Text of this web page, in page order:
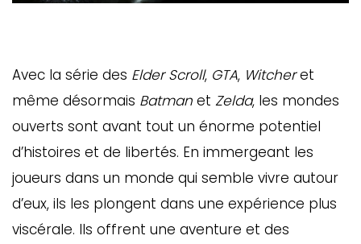
Avec la série des Elder Scroll, GTA, Witcheret
même désormais Batman et Zelda, les mondes
ouverts sont avant tout un énorme potentiel
d’histoires et de libertés. En immergeant les
joueurs dans un monde qui semble vivre autour
d’eux, ils les plongent dans une expérience plus
viscérale. Ils offrent une aventure et des